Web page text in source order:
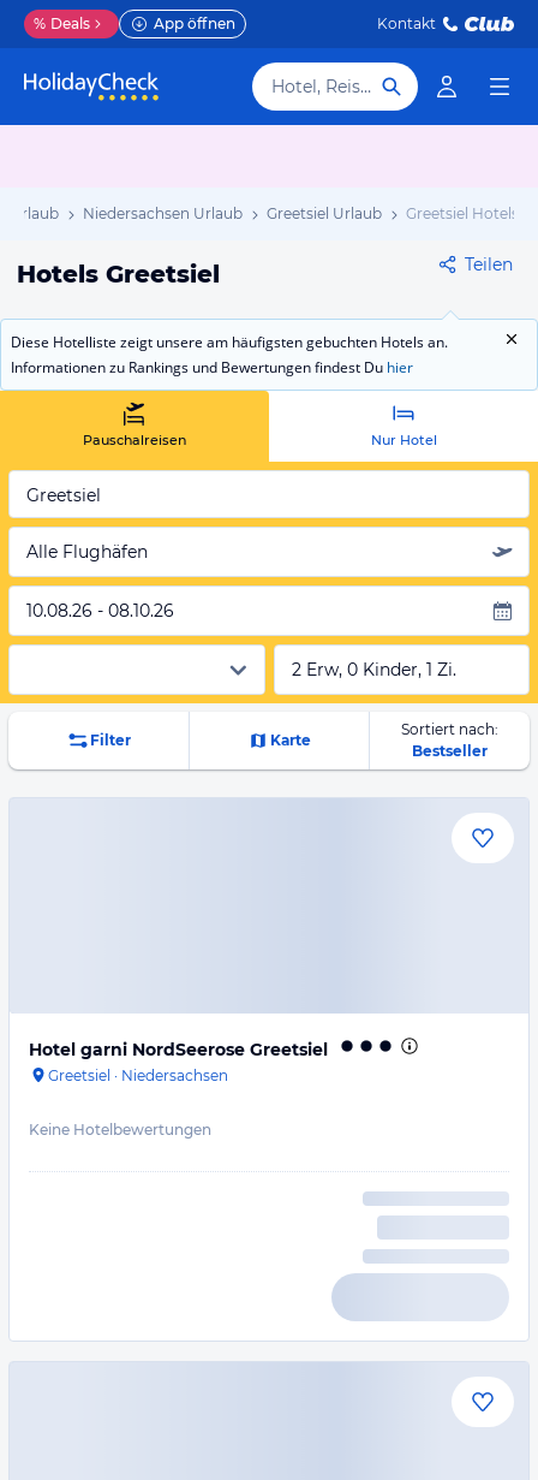
% Deals App öffnen Kontakt
Hotel, Reiseziel
Urlaub Niedersachsen Urlaub Greetsiel Urlaub Greetsiel Hotels
Hotels Greetsiel Teilen
Diese Hotelliste zeigt unsere am häufigsten gebuchten Hotels an.
Informationen zu Rankings und Bewertungen findest Du hier
Pauschalreisen Nur Hotel
Greetsiel
Alle Flughäfen
10.08.26 - 08.10.26
2 Erw, 0 Kinder, 1 Zi.
Filter Karte
Sortiert nach:
Bestseller
Hotel garni NordSeerose Greetsiel
Greetsiel · Niedersachsen
Keine Hotelbewertungen